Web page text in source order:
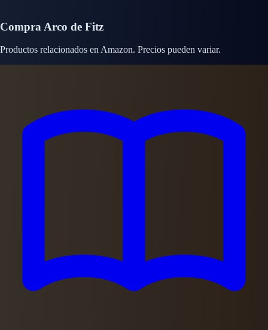
Compra Arco de Fitz
Productos relacionados en Amazon. Precios pueden variar.